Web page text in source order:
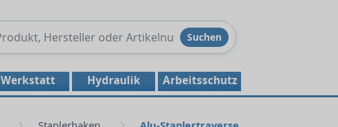
Produkte
Suchen
Werkstatt Hydraulik Arbeitsschutz